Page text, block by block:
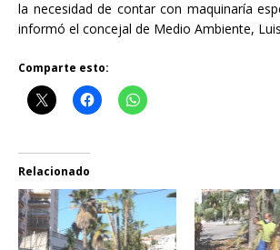
la necesidad de contar con maquinaría
informó el concejal de Medio Ambiente,
Comparte esto:
Relacionado